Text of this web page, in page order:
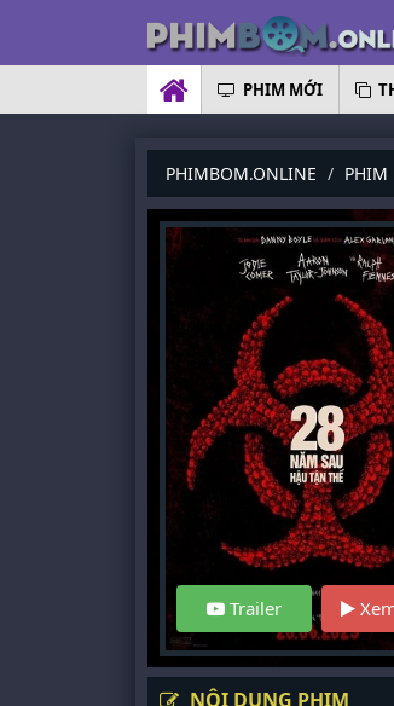
PHIM MỚI
PHIMBOM.ONLINE PHIM
Trailer
NỘI DUNG PHIM